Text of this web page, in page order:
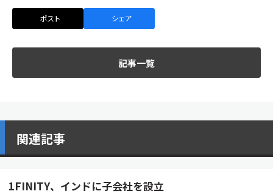
ポスト シェア
記事一覧
関連記事
1FINITY、インドに子会社を設立